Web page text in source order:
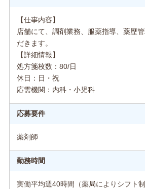
【仕事内容】
店舗にて、調剤業務、服薬指導、薬歴
だきます。
【詳細情報】
処方箋枚数：80/日
休日：日・祝
応需機関：内科・小児科
応募要件
薬剤師
勤務時間
実働平均週40時間（薬局によりシフト